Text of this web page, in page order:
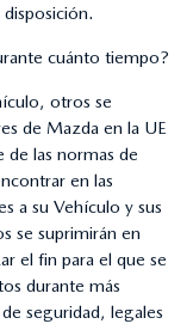
cuánto tiempo?
otros se
de Mazda en la UE
de las normas de
en las
a su Vehículo y sus
se suprimirán en
el fin para el que se
durante más
seguridad, legales